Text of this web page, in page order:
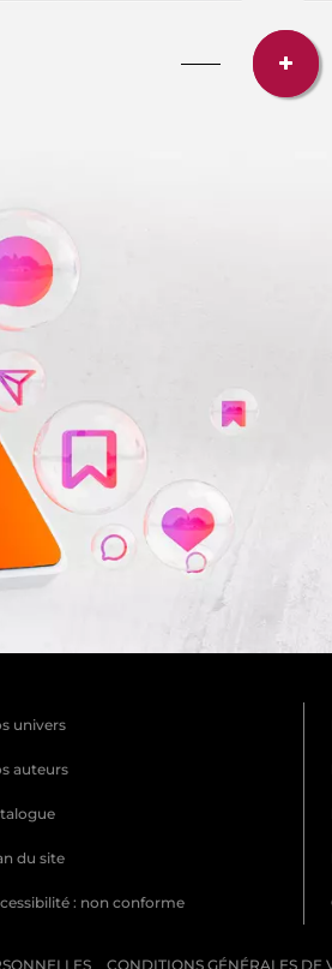
univers
auteurs
du site
: non conforme
CONDITIONS GÉNÉRALES DE